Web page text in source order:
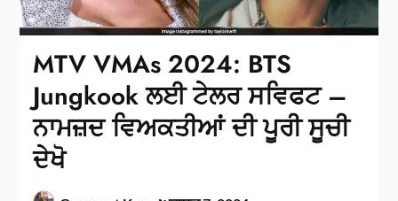
MTV VMAs 2024: BTS
Jungkook ਲਈ ਟੇਲਰ ਸਵਿਫਟ –
ਨਾਮਜ਼ਦ ਵਿਅਕਤੀਆਂ ਦੀ ਪੂਰੀ ਸੂਚੀ
ਦੇਖੋ